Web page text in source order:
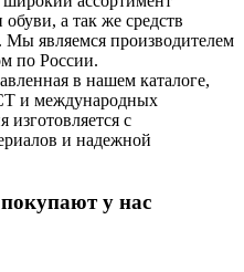
а так же средств
являемся производителем
по России.
в нашем каталоге,
и международных
изготовляется с
и надежной
у нас